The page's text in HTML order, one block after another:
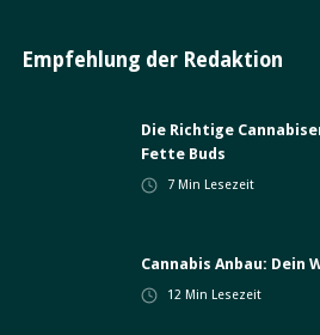
Empfehlung der Redaktion
Die Richtige
Fette Buds
7 Min Lesezeit
Cannabis Anbau: Dein
12 Min Lesezeit